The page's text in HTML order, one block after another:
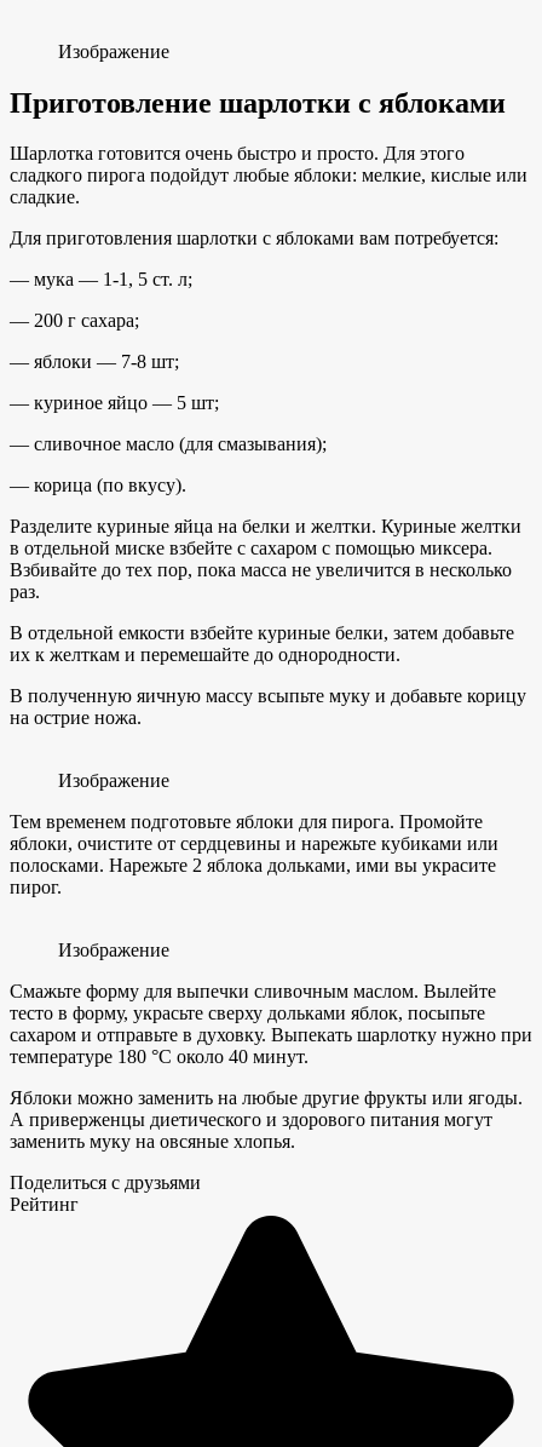
Изображение
Приготовление шарлотки с яблоками
Шарлотка готовится очень быстро и просто. Для этого
сладкого пирога подойдут любые яблоки: мелкие, кислые или
сладкие.
Для приготовления шарлотки с яблоками вам потребуется:
— мука — 1-1, 5 ст. л;
— 200 г сахара;
— яблоки — 7-8 шт;
— куриное яйцо — 5 шт;
— сливочное масло (для смазывания);
— корица (по вкусу).
Разделите куриные яйца на белки и желтки. Куриные желтки
в отдельной миске взбейте с сахаром с помощью миксера.
Взбивайте до тех пор, пока масса не увеличится в несколько
раз.
В отдельной емкости взбейте куриные белки, затем добавьте
их к желткам и перемешайте до однородности.
В полученную яичную массу всыпьте муку и добавьте корицу
на острие ножа.
Изображение
Тем временем подготовьте яблоки для пирога. Промойте
яблоки, очистите от сердцевины и нарежьте кубиками или
полосками. Нарежьте 2 яблока дольками, ими вы украсите
пирог.
Изображение
Смажьте форму для выпечки сливочным маслом. Вылейте
тесто в форму, украсьте сверху дольками яблок, посыпьте
сахаром и отправьте в духовку. Выпекать шарлотку нужно при
температуре 180 °С около 40 минут.
Яблоки можно заменить на любые другие фрукты или ягоды.
А приверженцы диетического и здорового питания могут
заменить муку на овсяные хлопья.
Поделиться с друзьями
Рейтинг